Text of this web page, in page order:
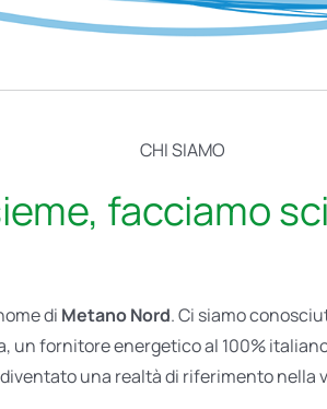
CHI SIAMO
facciamo
di Metano Nord. Ci siamo
un fornitore energetico al 100%
una realtà di riferimento nella